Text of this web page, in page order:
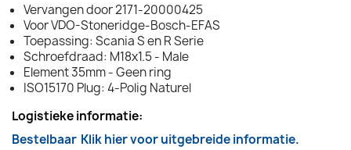
Vervangen door 2171-20000425
Voor VDO-Stoneridge-Bosch-EFAS
Toepassing: Scania S en R Serie
Schroefdraad: M18x1.5 - Male
Element 35mm - Geen ring
ISO15170 Plug: 4-Polig Naturel
Logistieke informatie:
Bestelbaar Klik hier voor uitgebreide informatie.